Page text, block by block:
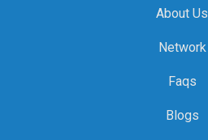
About Us
Network
Faqs
Blogs